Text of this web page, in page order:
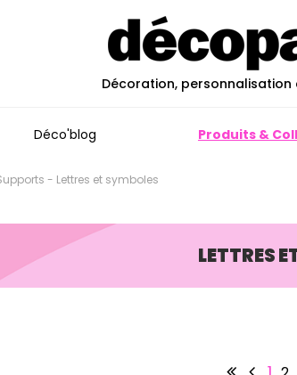
Décoration,
Déco'blog Produits &
- Lettres et symboles
LETTRES